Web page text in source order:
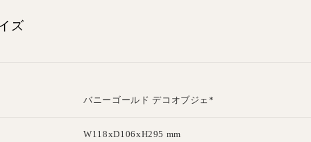
ズ
バニーゴールド デコオブジェ*
W118xD106xH295 mm